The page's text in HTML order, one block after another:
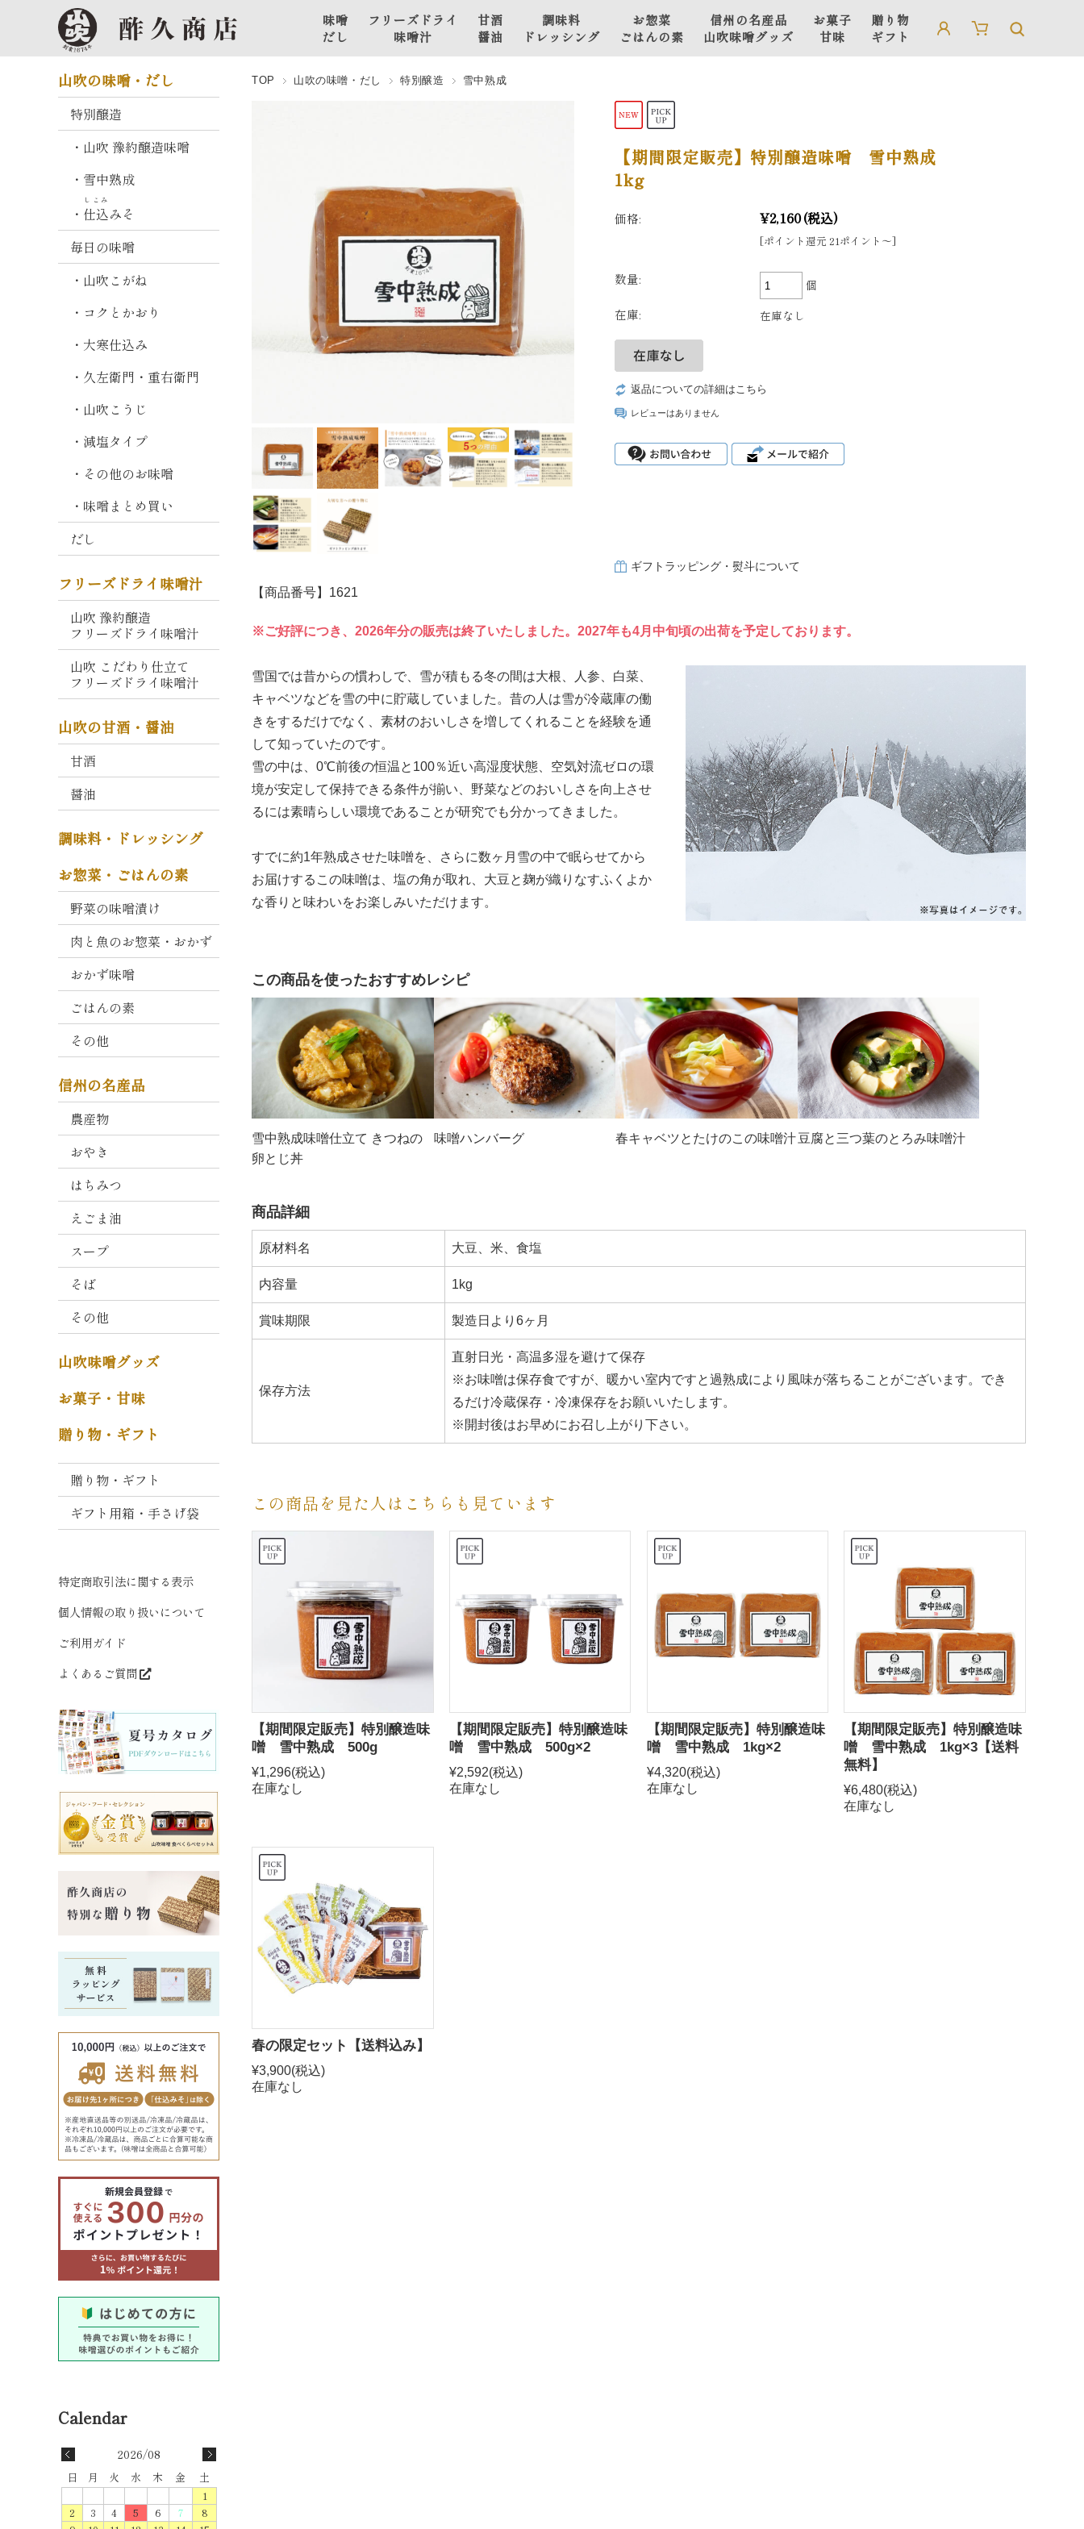
味噌
だし
別
豫
約
醸
造
味
噌
雪
中
込
み
そ
日
の
吹
が
ね
コ
ク
と
か
り
大
寒
込
左
衛
門
・
重
右
衛
門
山
味
と
め
買
だ
し
フリーズドライ
味噌汁
フリーズドライ味噌汁
甘酒
醤油
酒
調味料
ドレッシング
お惣菜
ごはんの素
肉と魚のお
ず
信州の名産品
山吹味噌グッズ
お菓子
甘味
贈り物
ギフト
TOP 山吹の味噌・だし 特別醸造 雪中熟成
【期間限定販売】特別醸造味噌 雪中熟成
1kg
価格: ¥2,160(税込)
[ポイント還元 21ポイント〜]
数量: 個
在庫: 在庫なし
返品についての詳細はこちら
レビューはありません
ギフトラッピング・熨斗について
【商品番号】1621
※ご好評につき、2026年分の販売は終了いたしました。2027年も4月中旬頃の出荷を予定しております。
雪国では昔からの慣わしで、雪が積もる冬の間は大根、人参、白菜、
キャベツなどを雪の中に貯蔵していました。昔の人は雪が冷蔵庫の働
きをするだけでなく、素材のおいしさを増してくれることを経験を通
して知っていたのです。
雪の中は、0℃前後の恒温と100％近い高湿度状態、空気対流ゼロの環
境が安定して保持できる条件が揃い、野菜などのおいしさを向上させ
るには素晴らしい環境であることが研究でも分かってきました。
すでに約1年熟成させた味噌を、さらに数ヶ月雪の中で眠らせてから
お届けするこの味噌は、塩の角が取れ、大豆と麹が織りなすふくよか
な香りと味わいをお楽しみいただけます。
この商品を使ったおすすめレシピ
雪中熟成味噌仕立て きつねの
卵とじ丼
味噌ハンバーグ 春キャベツとたけのこの味噌汁豆腐と三つ葉のとろみ味噌汁
商品詳細
原材料名 大豆、米、食塩
内容量 1kg
賞味期限 製造日より6ヶ月
保存方法
直射日光・高温多湿を避けて保存
※お味噌は保存食ですが、暖かい室内ですと過熟成により風味が落ちることがございます。でき
るだけ冷蔵保存・冷凍保存をお願いいたします。
※開封後はお早めにお召し上がり下さい。
この商品を見た人はこちらも見ています
【期間限定販売】特別醸造味
噌 雪中熟成 500g
¥1,296(税込)
在庫なし
【期間限定販売】特別醸造味
噌 雪中熟成 500g×2
¥2,592(税込)
在庫なし
【期間限定販売】特別醸造味
噌 雪中熟成 1kg×2
¥4,320(税込)
在庫なし
【期間限定販売】特別醸造味
噌 雪中熟成 1kg×3【送料
無料】
¥6,480(税込)
在庫なし
春の限定セット【送料込み】
¥3,900(税込)
在庫なし
山吹の味噌・だし
特別醸造
・山吹 豫約醸造味噌
・雪中熟成
・ 仕込
しこみ
みそ
毎日の味噌
・山吹こがね
・コクとかおり
・大寒仕込み
・久左衛門・重右衛門
・山吹こうじ
・減塩タイプ
・その他のお味噌
・味噌まとめ買い
だし
フリーズドライ味噌汁
山吹 豫約醸造
フリーズドライ味噌汁
山吹 こだわり仕立て
フリーズドライ味噌汁
山吹の甘酒・醤油
甘酒
醤油
調味料・ドレッシング
お惣菜・ごはんの素
野菜の味噌漬け
肉と魚のお惣菜・おかず
おかず味噌
ごはんの素
その他
信州の名産品
農産物
おやき
はちみつ
えごま油
スープ
そば
その他
山吹味噌グッズ
お菓子・甘味
贈り物・ギフト
贈り物・ギフト
ギフト用箱・手さげ袋
特定商取引法に関する表示
個人情報の取り扱いについて
ご利用ガイド
よくあるご質問
2026/08
日 月 火 水 木 金
土
1
2
3 4 5 6 7
8